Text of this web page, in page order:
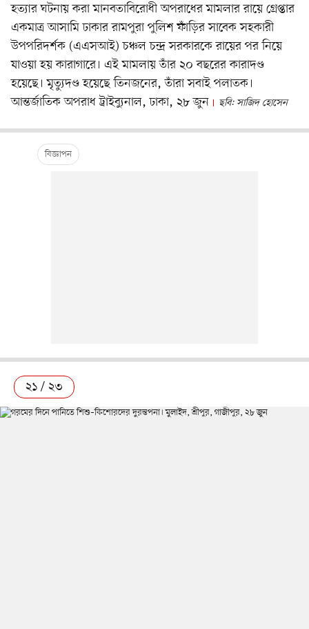
হত্যার ঘটনায় করা মানবতাবিরোধী অপরাধের মামলার রায়ে গ্রেপ্তার
একমাত্র আসামি ঢাকার রামপুরা পুলিশ ফাঁড়ির সাবেক সহকারী
উপপরিদর্শক (এএসআই) চঞ্চল চন্দ্র সরকারকে রায়ের পর নিয়ে
যাওয়া হয় কারাগারে। এই মামলায় তাঁর ২০ বছরের কারাদণ্ড
হয়েছে। মৃত্যুদণ্ড হয়েছে তিনজনের, তাঁরা সবাই পলাতক।
আন্তর্জাতিক অপরাধ ট্রাইব্যুনাল, ঢাকা, ২৮ জুন
ছবি: সাজিদ হোসেন
২১ / ২৩